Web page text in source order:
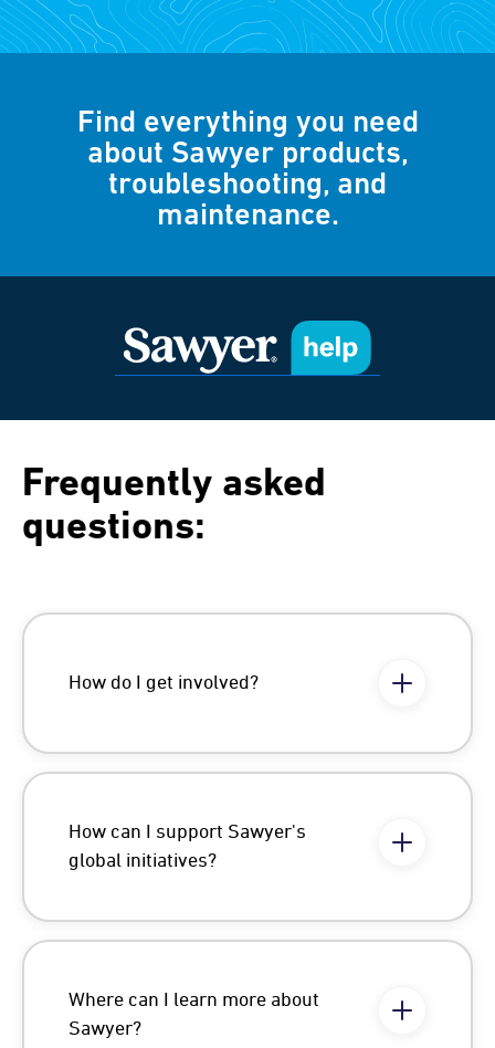
Find everything you need
about Sawyer products,
troubleshooting, and
maintenance.
Frequently asked
questions:
How do I get involved?
How can I support Sawyer's
global initiatives?
Where can I learn more about
Sawyer?